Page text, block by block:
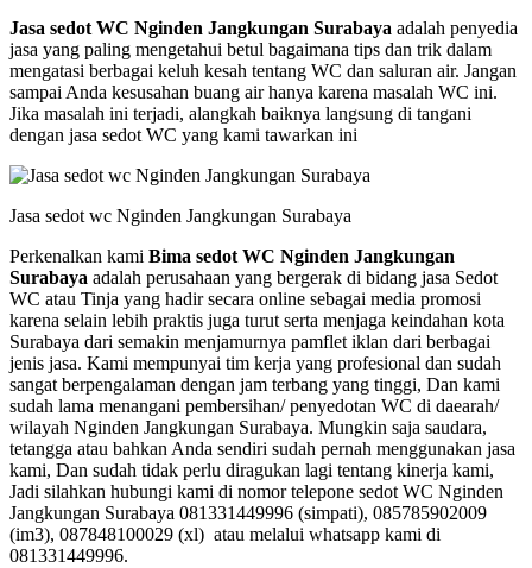
Jasa sedot WC Nginden Jangkungan Surabaya adalah penyedia
jasa yang paling mengetahui betul bagaimana tips dan trik dalam
mengatasi berbagai keluh kesah tentang WC dan saluran air. Jangan
sampai Anda kesusahan buang air hanya karena masalah WC ini.
Jika masalah ini terjadi, alangkah baiknya langsung di tangani
dengan jasa sedot WC yang kami tawarkan ini
Jasa sedot wc Nginden Jangkungan Surabaya
Perkenalkan kami Bima sedot WC Nginden Jangkungan
Surabaya adalah perusahaan yang bergerak di bidang jasa Sedot
WC atau Tinja yang hadir secara online sebagai media promosi
karena selain lebih praktis juga turut serta menjaga keindahan kota
Surabaya dari semakin menjamurnya pamflet iklan dari berbagai
jenis jasa. Kami mempunyai tim kerja yang profesional dan sudah
sangat berpengalaman dengan jam terbang yang tinggi, Dan kami
sudah lama menangani pembersihan/ penyedotan WC di daearah/
wilayah Nginden Jangkungan Surabaya. Mungkin saja saudara,
tetangga atau bahkan Anda sendiri sudah pernah menggunakan jasa
kami, Dan sudah tidak perlu diragukan lagi tentang kinerja kami,
Jadi silahkan hubungi kami di nomor telepone sedot WC Nginden
Jangkungan Surabaya 081331449996 (simpati), 085785902009
(im3), 087848100029 (xl) atau melalui whatsapp kami di
081331449996.